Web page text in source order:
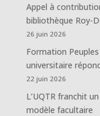
Appel à
bibliothèque Roy-
26 juin 2026
Formation
universitaire
22 juin 2026
L’UQTR franchit
modèle facultaire